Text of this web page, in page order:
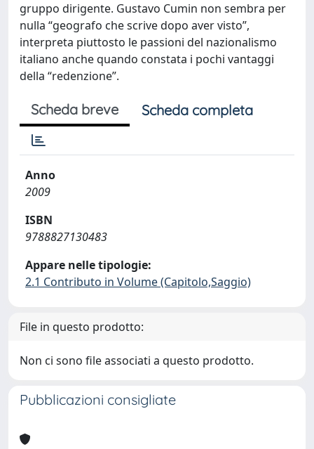
gruppo dirigente. Gustavo Cumin non sembra per
nulla “geografo che scrive dopo aver visto”,
interpreta piuttosto le passioni del nazionalismo
italiano anche quando constata i pochi vantaggi
della “redenzione”.
Scheda breve Scheda completa
Anno
2009
ISBN
9788827130483
Appare nelle tipologie:
2.1 Contributo in Volume (Capitolo,Saggio)
File in questo prodotto:
Non ci sono file associati a questo prodotto.
Pubblicazioni consigliate